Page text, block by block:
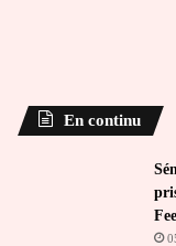
En continu